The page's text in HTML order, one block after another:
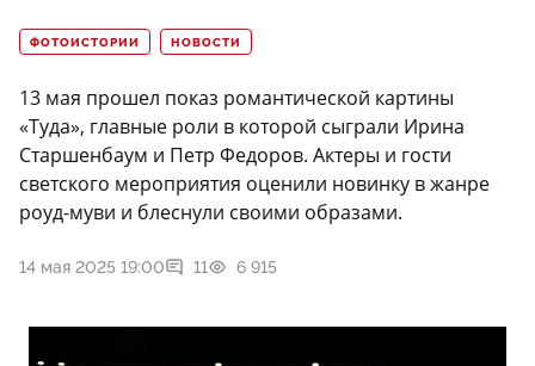
ФОТОИСТОРИИ НОВОСТИ
13 мая прошел показ романтической картины
«Туда», главные роли в которой сыграли Ирина
Старшенбаум и Петр Федоров. Актеры и гости
светского мероприятия оценили новинку в жанре
роуд-муви и блеснули своими образами.
14 мая 2025 19:00 11 6 915